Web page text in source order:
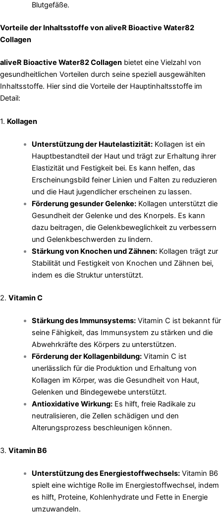
Blutgefäße.
Vorteile der Inhaltsstoffe von aliveR Bioactive Water82
Collagen
aliveR Bioactive Water82 Collagen bietet eine Vielzahl von
gesundheitlichen Vorteilen durch seine speziell ausgewählten
Inhaltsstoffe. Hier sind die Vorteile der Hauptinhaltsstoffe im
Detail:
1. Kollagen
Unterstützung der Hautelastizität:Kollagen ist ein
Hauptbestandteil der Haut und trägt zur Erhaltung ihrer
Elastizität und Festigkeit bei. Es kann helfen, das
Erscheinungsbild feiner Linien und Falten zu reduzieren
und die Haut jugendlicher erscheinen zu lassen.
Förderung gesunder Gelenke:Kollagen unterstützt die
Gesundheit der Gelenke und des Knorpels. Es kann
dazu beitragen, die Gelenkbeweglichkeit zu verbessern
und Gelenkbeschwerden zu lindern.
Stärkung von Knochen und Zähnen:Kollagen trägt zur
Stabilität und Festigkeit von Knochen und Zähnen bei,
indem es die Struktur unterstützt.
2. Vitamin C
Stärkung des Immunsystems:Vitamin C ist bekannt für
seine Fähigkeit, das Immunsystem zu stärken und die
Abwehrkräfte des Körpers zu unterstützen.
Förderung der Kollagenbildung:Vitamin C ist
unerlässlich für die Produktion und Erhaltung von
Kollagen im Körper, was die Gesundheit von Haut,
Gelenken und Bindegewebe unterstützt.
Antioxidative Wirkung:Es hilft, freie Radikale zu
neutralisieren, die Zellen schädigen und den
Alterungsprozess beschleunigen können.
3. Vitamin B6
Unterstützung des Energiestoffwechsels:Vitamin B6
spielt eine wichtige Rolle im Energiestoffwechsel, indem
es hilft, Proteine, Kohlenhydrate und Fette in Energie
umzuwandeln.